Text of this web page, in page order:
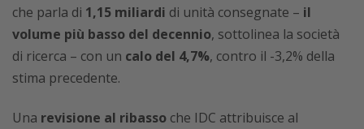
che parla di 1,15 miliardi di unità consegnate – il
volume più basso del decennio, sottolinea la società
di ricerca – con un calo del 4,7%, contro il -3,2% della
stima precedente.
Una revisione al ribasso che IDC attribuisce al